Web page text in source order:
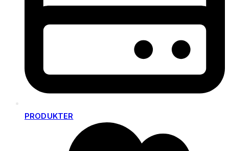
PRODUKTER